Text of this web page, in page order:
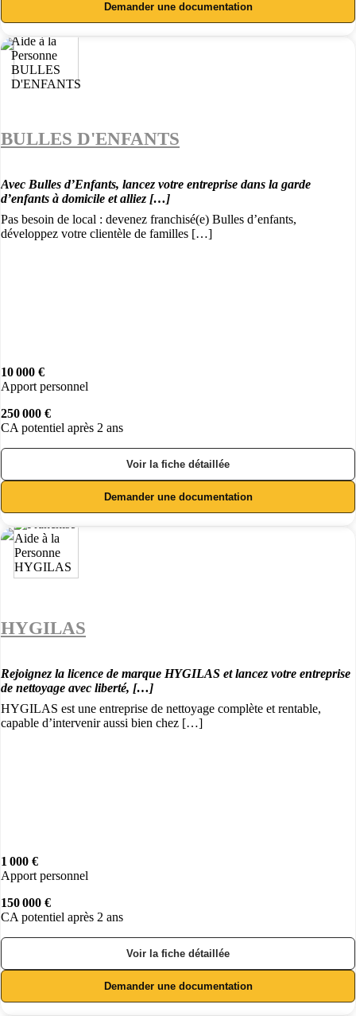
Demander une documentation
BULLES D'ENFANTS
Avec Bulles d’Enfants, lancez votre entreprise dans la garde
d’enfants à domicile et alliez […]
Pas besoin de local : devenez franchisé(e) Bulles d’enfants,
développez votre clientèle de familles […]
10 000 €
Apport personnel
250 000 €
CA potentiel après 2 ans
Voir la fiche détaillée
Demander une documentation
HYGILAS
Rejoignez la licence de marque HYGILAS et lancez votre entreprise
de nettoyage avec liberté, […]
HYGILAS est une entreprise de nettoyage complète et rentable,
capable d’intervenir aussi bien chez […]
1 000 €
Apport personnel
150 000 €
CA potentiel après 2 ans
Voir la fiche détaillée
Demander une documentation